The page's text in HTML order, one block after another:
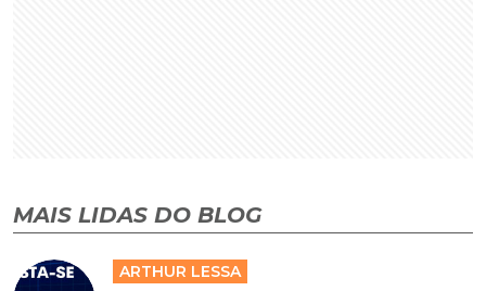
MAIS LIDAS DO BLOG
ARTHUR LESSA